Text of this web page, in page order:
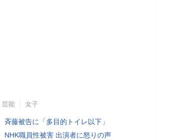
芸能 女子
斉藤被告に「多目的トイレ以下」
NHK職員性被害 出演者に怒りの声